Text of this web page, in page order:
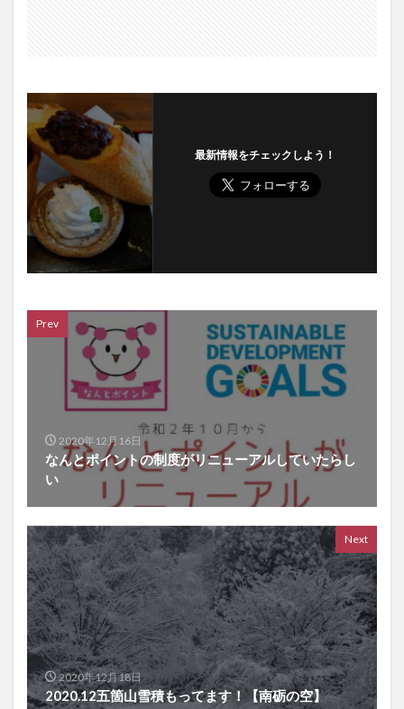
最新情報をチェックしよう！
Prev
2020年12月16日
なんとポイントの制度がリニューアルしていたらし
い
Next
2020年12月18日
2020.12五箇山雪積もってます！【南砺の空】